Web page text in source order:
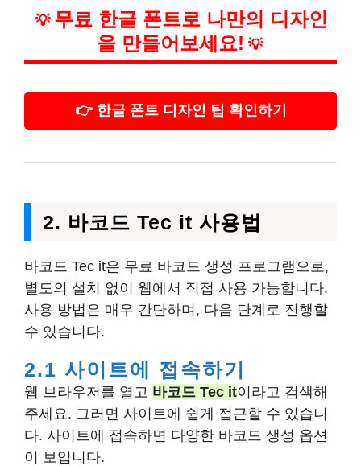
💡 무료 한글 폰트로 나만의 디자인
을 만들어보세요! 💡
👉 한글 폰트 디자인 팁 확인하기
2. 바코드 Tec it 사용법
바코드 Tec it은 무료 바코드 생성 프로그램으로,
별도의 설치 없이 웹에서 직접 사용 가능합니다.
사용 방법은 매우 간단하며, 다음 단계로 진행할
수 있습니다.
2.1 사이트에 접속하기
웹 브라우저를 열고 바코드 Tec it이라고 검색해
주세요. 그러면 사이트에 쉽게 접근할 수 있습니
다. 사이트에 접속하면 다양한 바코드 생성 옵션
이 보입니다.